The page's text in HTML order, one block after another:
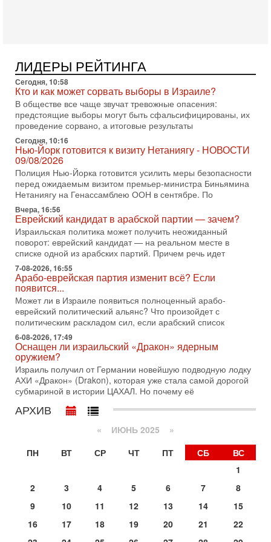
В эфире ITON-TV доктор Эльдар Намазов , историк,
политолог, в прошлом – помощник Президента
Азербайджана Гейдара Алиева . Ведет программу
Александр
3-08-2026, 11:09
Выборы в Израиле в опасности?! ШАБАК формирует
спецотдел
В этом выпуске мы разбираем одну из самых тревожных
тем израильской политики. Известно, что израильская
Служба общей безопасности (ШАБАК) создала
3-08-2026, 08:32
Трамп и Иран: последний шанс - НОВОСТИ
03/08/2026
Президент США Дональд Трамп объявил о возобновлении
переговоров с Ираном, но Тегеран пока не подтвердил
готовность к диалогу. По словам американского
2-08-2026, 08:42
Трамп отменил удар по Ирану - НОВОСТИ
02/08/2026
Президент США Дональд Трамп сегодня заявил об отмене
подготовленного удара по Ирану после обращений
Тегерана и других стран региона. По его словам,
1-08-2026, 17:50
«Русский голос» Израиля: кто заберет его на этот
раз?
Голоса русскоязычных репатриантов не раз кардинально
меняли политический ландшафт Израиля. Достаточно
вспомнить взлет партии «Исраэль ба-алия», когда
31-07-2026, 17:00
молчат Трамп и Нетаньяху?
Недавний визит премьер-министра Израиля Биньямина
Нетаньяху в США и его встреча с Дональдом Трампом
оставили больше вопросов, чем ответов. Полная
хочет эскалации, но КСИР готовит взрыв!
по вопросам безопасности, офицер запаса
ЛИДЕРЫ РЕЙТИНГА
Сегодня, 10:58
Кто и как может сорвать выборы в Израиле?
В обществе все чаще звучат тревожные опасения:
предстоящие выборы могут быть сфальсифицированы, их
проведение сорвано, а итоговые результаты
Сегодня, 10:16
Нью-Йорк готовится к визиту Нетаниягу - НОВОСТИ
09/08/2026
Полиция Нью-Йорка готовится усилить меры безопасности
перед ожидаемым визитом премьер-министра Биньямина
Нетаниягу на Генассамблею ООН в сентябре. По
Вчера, 16:56
Еврейский кандидат в арабской партии — зачем?
Израильская политика может получить неожиданный
поворот: еврейский кандидат — на реальном месте в
списке одной из арабских партий. Причем речь идет
7-08-2026, 16:55
Арабо-еврейская партия изменит всё? Если
появится...
Может ли в Израиле появиться полноценный арабо-
еврейский политический альянс? Что произойдет с
политическим раскладом сил, если арабский список
6-08-2026, 17:49
Оснащен ли израильский «Дракон» ядерным
оружием?
Израиль получил от Германии новейшую подводную лодку
АХИ «Дракон» (Drakon), которая уже стала самой дорогой
субмариной в истории ЦАХАЛ. Но почему её
АРХИВ
« ИЮНЬ 2025 »
ПН
ВТ СР ЧТ ПТ СБ
ВС
1
2
3 4 5 6 7
8
9
10 11 12 13 14
15
16
17 18 19 20 21
22